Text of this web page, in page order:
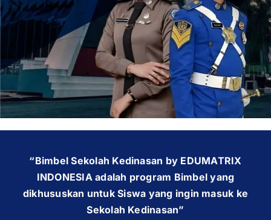
OUR PROGRAM
REGISTRATION
CONTACT US
“Bimbel Sekolah Kedinasan by EDUMATRIX
INDONESIA adalah program Bimbel yang
dikhususkan untuk Siswa yang ingin masuk ke
Sekolah Kedinasan”